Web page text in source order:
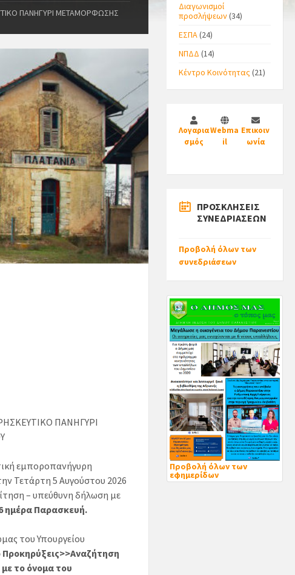
ΠΑΝΗΓΥΡΙ ΜΕΤΑΜΟΡΦΩΣΗΣ
ΠΑΝΗΓΥΡΙ
εμποροπανήγυρη
Τετάρτη 5 Αυγούστου 2026
– υπεύθυνη δήλωση με
ημέρα Παρασκευή.
του Υπουργείου
το όνομα του
Διαγωνισμοί
προσλήψεων(34)
ΕΣΠΑ(24)
ΝΠΔΔ (14)
Κέντρο Κοινότητας(21)
Λογαρια
σμός
Webma
il
Επικοιν
ωνία
ΠΡΟΣΚΛΗΣΕΙΣ
ΣΥΝΕΔΡΙΑΣΕΩΝ
Προβολή όλων των
συνεδριάσεων
Προβολή όλων των
εφημερίδων